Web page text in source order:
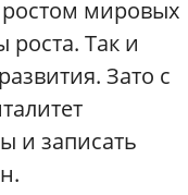
ростом мировых
Так и
Зато с
и записать